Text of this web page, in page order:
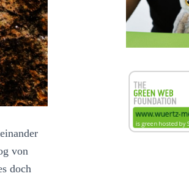
von
doch